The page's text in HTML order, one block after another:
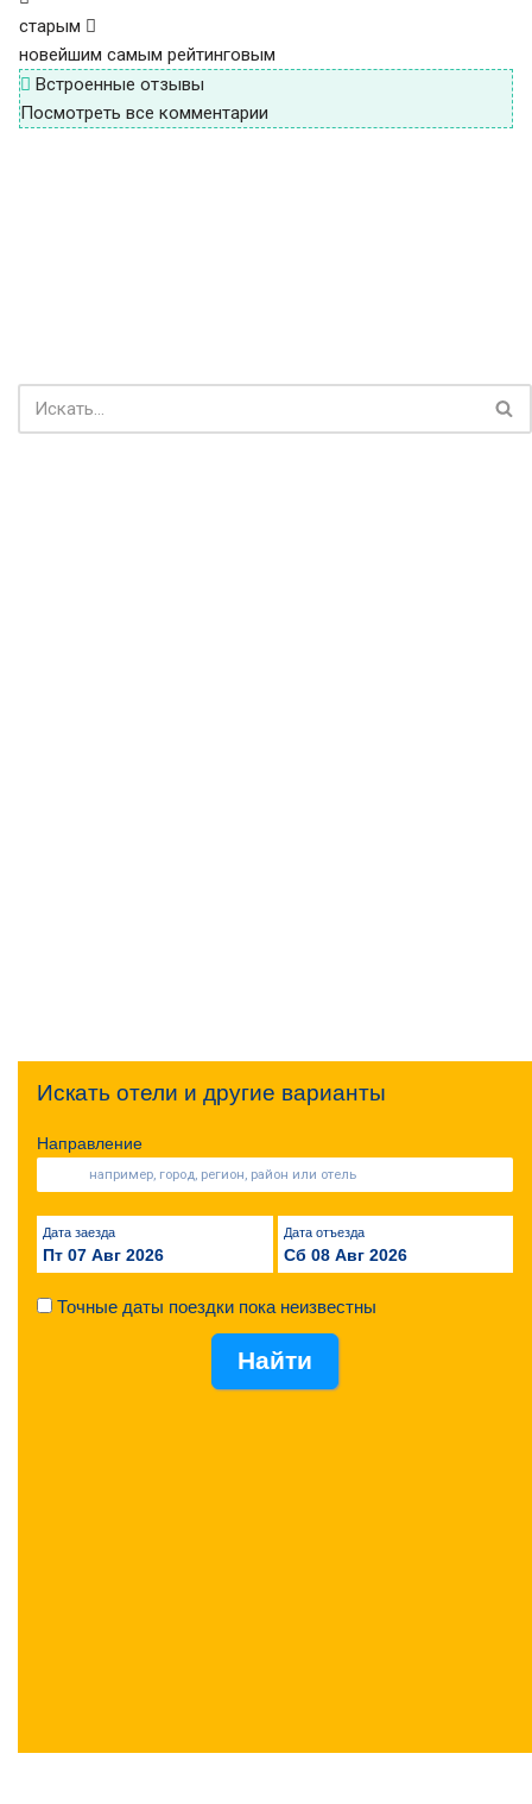
старым
новейшим самым рейтинговым
Встроенные отзывы
Посмотреть все комментарии
Искать отели и другие варианты
Направление
Дата заезда
Пт 07 Авг 2026
Дата отъезда
Сб 08 Авг 2026
Точные даты поездки пока неизвестны